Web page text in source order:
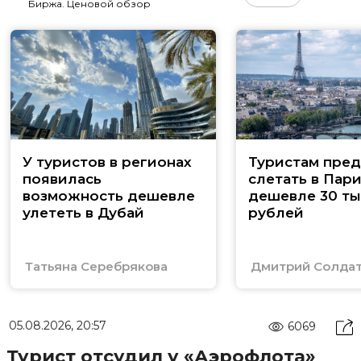
Биржа. Ценовой обзор
У туристов в регионах
появилась
возможность дешевле
улететь в Дубай
Татьяна Серебрякова
Туристам
слетать в
дешевле 30
рублей
Дмитрий
05.08.2026, 20:57 6069
Турист отсудил у «Аэрофлота»